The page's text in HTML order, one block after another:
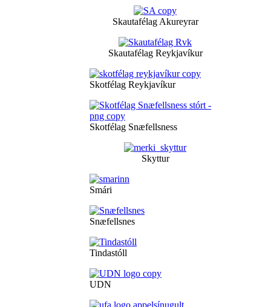
Skautafélag Akureyrar
Skautafélag Reykjavíkur
Skotfélag Reykjavíkur
Skotfélag Snæfellsness
Skyttur
Smári
Snæfellsnes
Tindastóll
UDN